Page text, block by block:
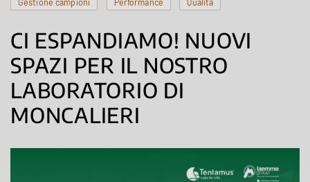
CI ESPANDIAMO! NUOVI
SPAZI PER IL NOSTRO
LABORATORIO DI
MONCALIERI